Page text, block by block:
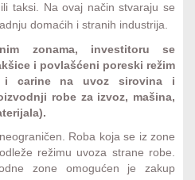
taksi. Na ovaj način stvaraju se
domaćih i stranih industrija.
zonama, investitoru se
i povlašćeni poreski režim
i carine na uvoz sirovina i
robe za izvoz, mašina,
Roba koja se iz zone
režimu uvoza strane robe.
zone omogućen je zakup